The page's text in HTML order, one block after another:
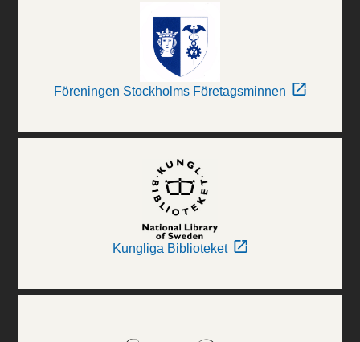
Föreningen Stockholms Företagsminnen
Kungliga Biblioteket